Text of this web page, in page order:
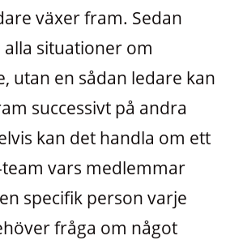
växer fram. Sedan
situationer om
utan en sådan ledare kan
successivt på andra
kan det handla om ett
vars medlemmar
specifik person varje
fråga om något